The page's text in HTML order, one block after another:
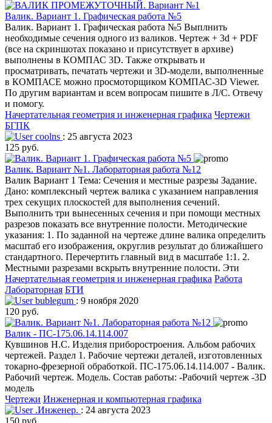
Валик. Вариант 1. Графическая работа №5
Валик. Вариант 1. Графическая работа №5 Выплнить
необходимые сечения одного из валиков. Чертеж + 3d + PDF
(все на скриншотах показано и присутствует в архиве)
выполнены в КОМПАС 3D. Также открывать и
просматривать, печатать чертежи и 3D-модели, выполненные
в КОМПАСЕ можно просмоторщиком КОМПАС-3D Viewer.
По другим вариантам и всем вопросам пишите в Л/С. Отвечу
и помогу.
Начертательная геометрия и инженерная графика Чертежи
БГПК
coolns : 25 августа 2023
125 руб.
Валик. Вариант №1. Лабораторная работа №12
Валик Вариант 1 Тема: Сечения и местные разрезы Задание.
Дано: комплексный чертеж валика с указанием направления
трех секущих плоскостей для выполнения сечений.
Выполнить три вынесенных сечения и при помощи местных
разрезов показать все внутренние полости. Методические
указания: 1. По заданной на чертеже длине валика определить
масштаб его изображения, округлив результат до ближайшего
стандартного. Перечертить главный вид в масштабе 1:1. 2.
Местными разрезами вскрыть внутренние полости. Эти
Начертательная геометрия и инженерная графика Работа
Лабораторная БТИ
bublegum : 9 ноября 2020
120 руб.
Валик - ПС-175.06.14.114.007
Кувшинов Н.С. Изделия приборостроения. Альбом рабочих
чертежей. Раздел 1. Рабочие чертежи деталей, изготовленных
токарно-фрезерной обработкой. ПС-175.06.14.114.007 - Валик.
Рабочий чертеж. Модель. Состав работы: -Рабочий чертеж -3D
модель
Чертежи Инженерная и компьютерная графика
.Инженер. : 24 августа 2023
150 руб.